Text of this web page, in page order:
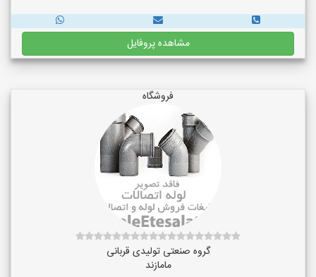
مشاهده پروفایل
فروشگاه
گروه صنعتی تولیدی قربانی
مامازند